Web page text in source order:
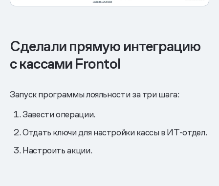
Сделали прямую интеграцию
с кассами Frontol
Запуск программы лояльности за три шага:
Завести операции.
Отдать ключи для настройки кассы в ИТ-отдел.
Настроить акции.